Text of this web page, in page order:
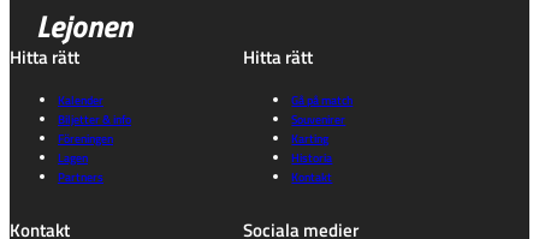
Lejonen
Hitta rätt
Kalender
Biljetter & info
Föreningen
Lagen
Partners
Hitta rätt
Gå på match
Souvenirer
Karting
Historia
Kontakt
Kontakt Sociala medier